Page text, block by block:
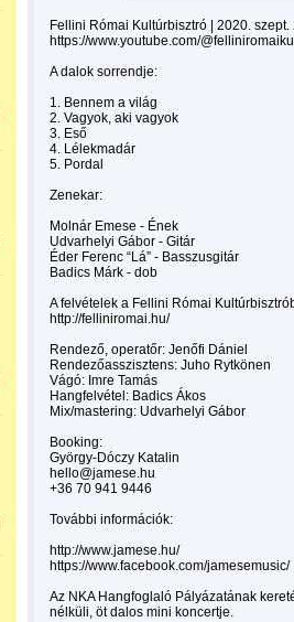
Fellini Római Kultúrbisztró | 2020. szept.
https://www.youtube.com/
A dalok sorrendje:
1. Bennem a világ
2. Vagyok, aki vagyok
3. Eső
4. Lélekmadár
5. Pordal
Zenekar:
Molnár Emese - Ének
Udvarhelyi Gábor - Gitár
Éder Ferenc “Lá” - Basszusgitár
Badics Márk - dob
A felvételek a Fellini Római
http://felliniromai.hu/
Rendező, operatőr: Jenőfi Dániel
Rendezőasszisztens: Juho Rytkönen
Vágó: Imre Tamás
Hangfelvétel: Badics Ákos
Mix/mastering: Udvarhelyi Gábor
Booking:
György-Dóczy Katalin
hello@jamese.hu
+36 70 941 9446
További információk:
http://www.jamese.hu/
https://www.facebook.com/jamesemusic/
Az NKA Hangfoglaló Pályázatának
nélküli, öt dalos mini koncertje.